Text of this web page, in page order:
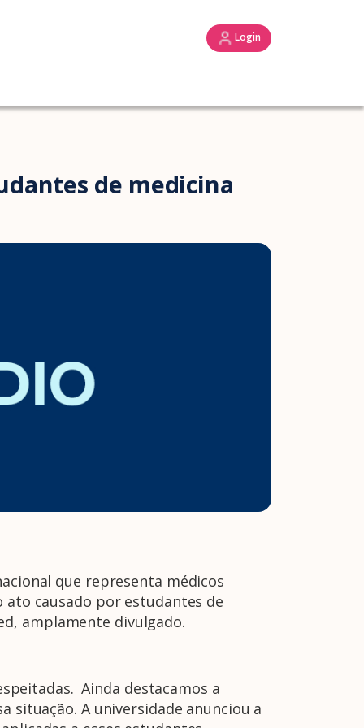
Login
de medicina
que representa médicos
causado por estudantes de
amplamente divulgado.
Ainda destacamos a
A universidade anunciou a